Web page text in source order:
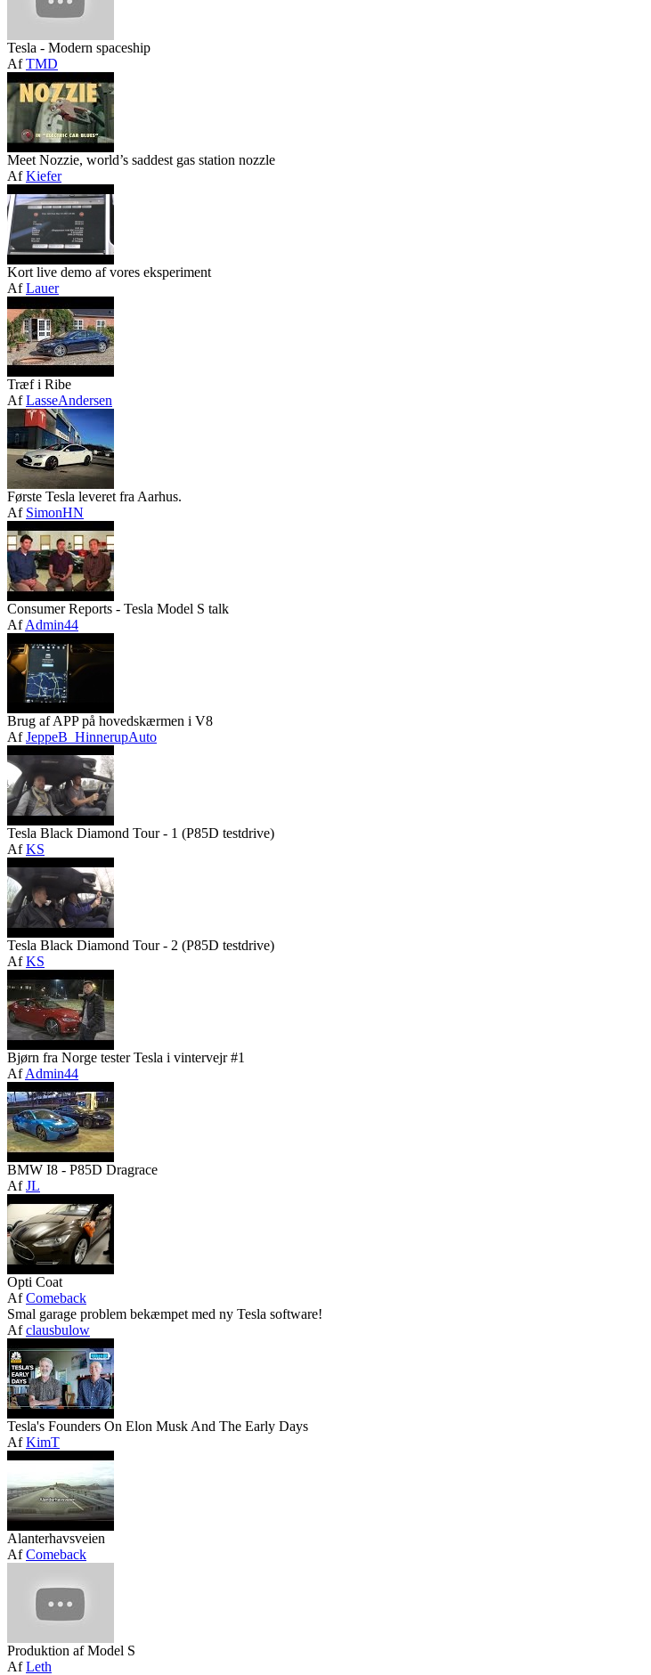
Tesla - Modern spaceship
AfTMD
Meet Nozzie, world’s saddest gas station nozzle
AfKiefer
Kort live demo af vores eksperiment
AfLauer
Træf i Ribe
AfLasseAndersen
Første Tesla leveret fra Aarhus.
Af SimonHN
Consumer Reports - Tesla Model S talk
AfAdmin44
Brug af APP på hovedskærmen i V8
AfJeppeB_HinnerupAuto
Tesla Black Diamond Tour - 1 (P85D testdrive)
AfKS
Tesla Black Diamond Tour - 2 (P85D testdrive)
AfKS
Bjørn fra Norge tester Tesla i vintervejr #1
AfAdmin44
BMW I8 - P85D Dragrace
AfJL
Opti Coat
AfComeback
Smal garage problem bekæmpet med ny Tesla software!
Afclausbulow
Tesla's Founders On Elon Musk And The Early Days
AfKimT
Alanterhavsveien
AfComeback
Produktion af Model S
AfLeth